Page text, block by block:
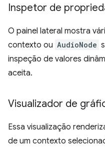
Inspetor de
O painel lateral mostra
contexto ou AudioNode
inspeção de valores
aceita.
Visualizador de
Essa visualização
de um contexto